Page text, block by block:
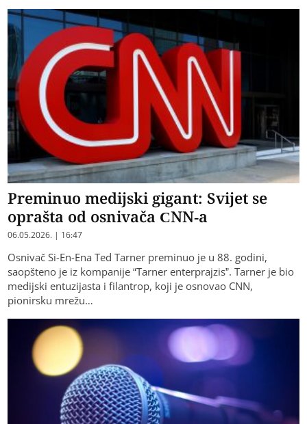
Preminuo medijski gigant: Svijet se
oprašta od osnivača CNN-a
06.05.2026. | 16:47
Osnivač Si-En-Ena Ted Tarner preminuo je u 88. godini,
saopšteno je iz kompanije “Tarner enterprajzis”. Tarner je bio
medijski entuzijasta i filantrop, koji je osnovao CNN,
pionirsku mrežu…